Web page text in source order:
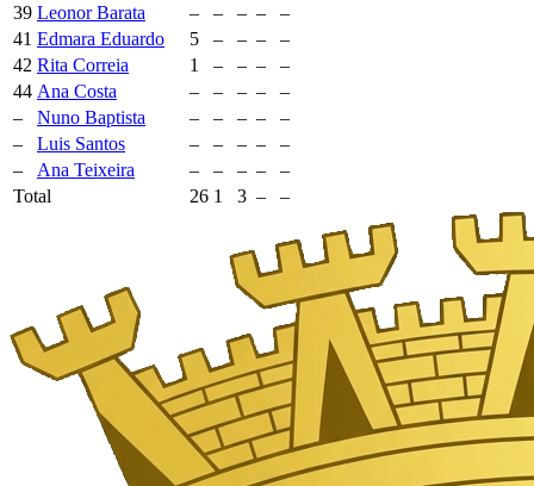
39 Leonor Barata – – – –
–
41 Edmara Eduardo 5 – – –
–
42 Rita Correia 1 – – –
–
44 Ana Costa – – – –
–
–
Nuno Baptista – – – –
–
–
Luis Santos – – – –
–
–
Ana Teixeira – – – –
–
Total
26 1 3 – –